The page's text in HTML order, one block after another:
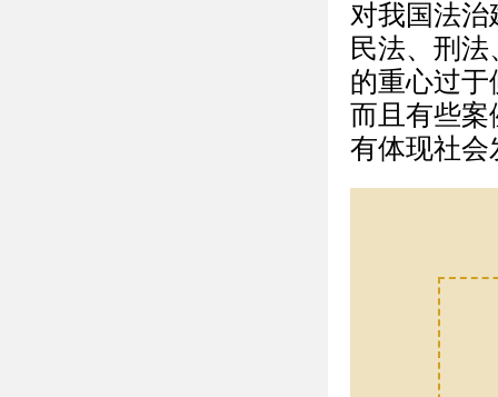
对我国法
民法、刑
的重心过
而且有些案
有体现社会